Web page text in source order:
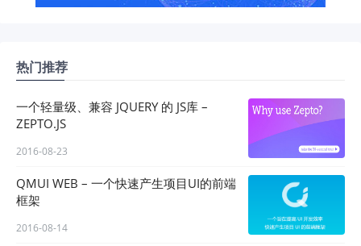
热门推荐
一个轻量级、兼容 JQUERY 的 JS库 –
ZEPTO.JS
2016-08-23
QMUI WEB – 一个快速产生项目UI的前端
框架
2016-08-14